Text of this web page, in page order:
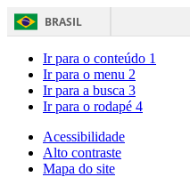
BRASIL
Ir para o conteúdo 1
Ir para o menu 2
Ir para a busca 3
Ir para o rodapé 4
Acessibilidade
Alto contraste
Mapa do site